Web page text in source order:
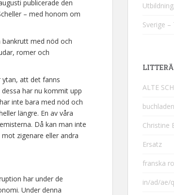
publicerade den
– med honom om
bankrutt med nöd och
romer och
ytan, att det fanns
har nu kommit upp
inte bara med nöd och
längre. En av våra
Då kan man inte
zigenare eller andra
har under de
Under denna
Sverige –
ALTE
Christine
Ersatz
franska
in/ad/ae/